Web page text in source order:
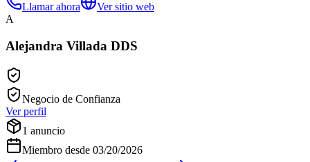
Llamar ahora
Ver sitio web
A
Alejandra Villada DDS
Negocio de Confianza
Ver perfil
1 anuncio
Miembro desde 03/20/2026